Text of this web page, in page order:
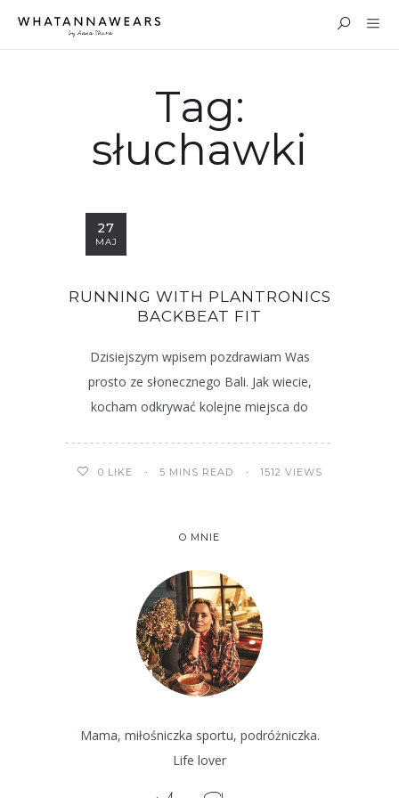
Tag:
słuchawki
27
MAJ
RUNNING WITH PLANTRONICS
BACKBEAT FIT
Dzisiejszym wpisem pozdrawiam Was
prosto ze słonecznego Bali. Jak wiecie,
kocham odkrywać kolejne miejsca do
0 LIKE 5 MINS READ 1512 VIEWS
O MNIE
Mama, miłośniczka sportu, podróżniczka.
Life lover